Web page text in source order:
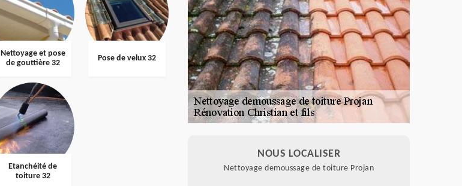
Nettoyage et pose
de gouttière 32
Pose de velux 32
Etanchéité de
toiture 32
NOUS LOCALISER
Nettoyage demoussage de toiture Projan